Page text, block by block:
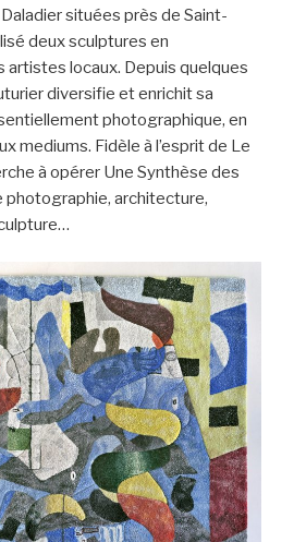
situées près de Saint-
deux sculptures en
artistes locaux. Depuis quelques
diversifie et enrichit sa
photographique, en
mediums. Fidèle à l’esprit de Le
à opérer Une Synthèse des
photographie, architecture,